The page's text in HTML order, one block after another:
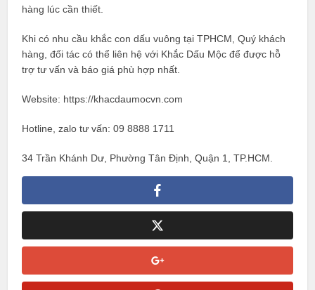
hàng lúc cần thiết.
Khi có nhu cầu khắc con dấu vuông tại TPHCM, Quý khách
hàng, đối tác có thể liên hệ với Khắc Dấu Mộc để được hỗ
trợ tư vấn và báo giá phù hợp nhất.
Website: https://khacdaumocvn.com
Hotline, zalo tư vấn: 09 8888 1711
34 Trần Khánh Dư, Phường Tân Định, Quận 1, TP.HCM.